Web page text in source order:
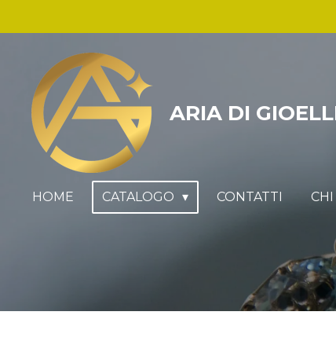
contenuto
principale
ARIA DI
HOME CATALOGO CONTATTI